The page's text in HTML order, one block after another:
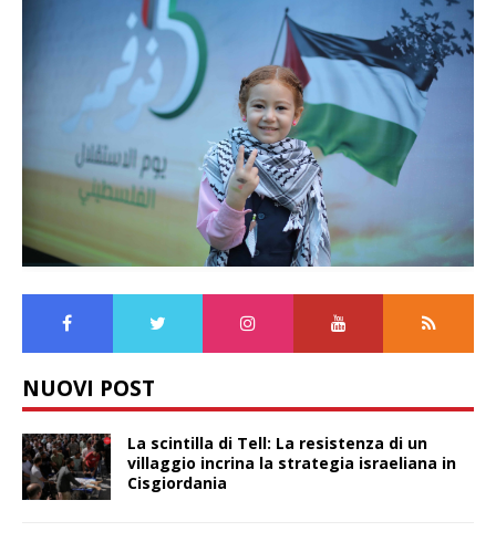
NUOVI POST
La scintilla di Tell: La resistenza di un
villaggio incrina la strategia israeliana in
Cisgiordania